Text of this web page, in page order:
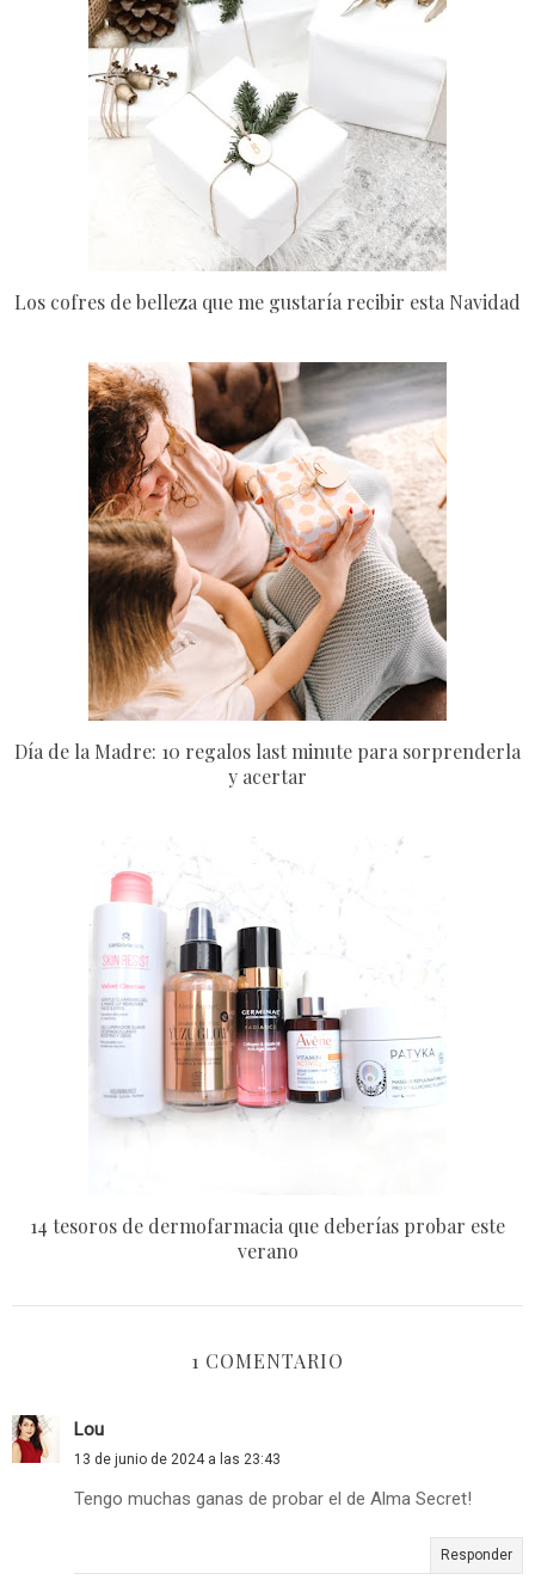
Los cofres de belleza que me gustaría recibir esta Navidad
Día de la Madre: 10 regalos last minute para sorprenderla
y acertar
14 tesoros de dermofarmacia que deberías probar este
verano
1 COMENTARIO
Lou
13 de junio de 2024 a las 23:43
Tengo muchas ganas de probar el de Alma Secret!
Responder